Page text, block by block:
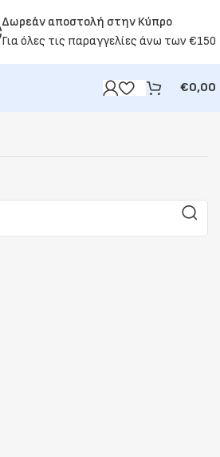
Δωρεάν αποστολή στην Κύπρο
Για όλες τις παραγγελίες άνω των €150
€0,00